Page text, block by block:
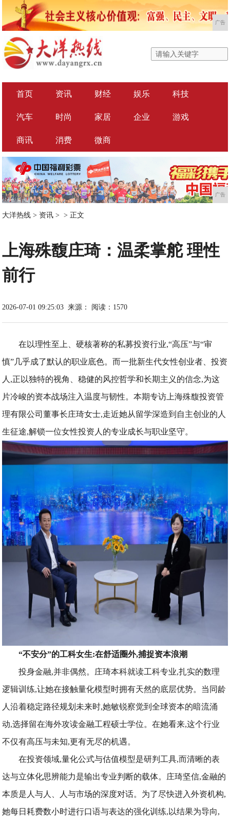
广告
首页 资讯 财经 娱乐 科技
汽车 时尚 家居 企业 游戏
商讯 消费 微商
广告
大洋热线 > 资讯 > > 正文
上海殊馥庄琦：温柔掌舵 理性
前行
2026-07-01 09:25:03 来源： 阅读：1570
在以理性至上、硬核著称的私募投资行业,“高压”与“审
慎”几乎成了默认的职业底色。而一批新生代女性创业者、投资
人,正以独特的视角、稳健的风控哲学和长期主义的信念,为这
片冷峻的资本战场注入温度与韧性。本期专访上海殊馥投资管
理有限公司董事长庄琦女士,走近她从留学深造到自主创业的人
生征途,解锁一位女性投资人的专业成长与职业坚守。
“不安分”的工科女生:在舒适圈外,捕捉资本浪潮
投身金融,并非偶然。庄琦本科就读工科专业,扎实的数理
逻辑训练,让她在接触量化模型时拥有天然的底层优势。当同龄
人沿着稳定路径规划未来时,她敏锐察觉到全球资本的暗流涌
动,选择留在海外攻读金融工程硕士学位。在她看来,这个行业
不仅有高压与未知,更有无尽的机遇。
在投资领域,量化公式与估值模型是研判工具,而清晰的表
达与立体化思辨能力是输出专业判断的载体。庄琦坚信,金融的
本质是人与人、人与市场的深度对话。为了尽快进入外资机构,
她每日耗费数小时进行口语与表达的强化训练,以结果为导向,